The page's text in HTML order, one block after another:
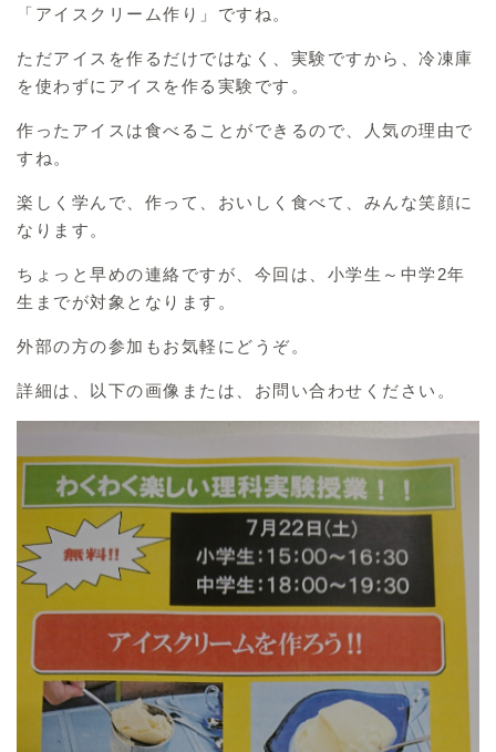
「アイスクリーム作り」ですね。
ただアイスを作るだけではなく、実験ですから、冷凍庫
を使わずにアイスを作る実験です。
作ったアイスは食べることができるので、人気の理由で
すね。
楽しく学んで、作って、おいしく食べて、みんな笑顔に
なります。
ちょっと早めの連絡ですが、今回は、小学生～中学2年
生までが対象となります。
外部の方の参加もお気軽にどうぞ。
詳細は、以下の画像または、お問い合わせください。